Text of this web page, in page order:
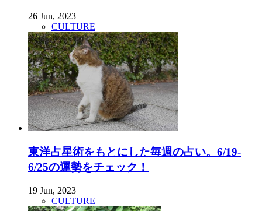
26 Jun, 2023
CULTURE
東洋占星術をもとにした毎週の占い。6/19-
6/25の運勢をチェック！
19 Jun, 2023
CULTURE